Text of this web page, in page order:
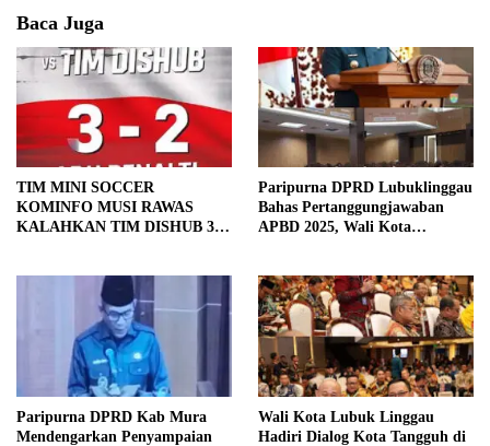
Baca Juga
TIM MINI SOCCER
KOMINFO MUSI RAWAS
KALAHKAN TIM DISHUB 3-2
Paripurna DPRD Lubuklinggau
Bahas Pertanggungjawaban
APBD 2025, Wali Kota
Paripurna DPRD Kab Mura
Mendengarkan Penyampaian
Wali Kota Lubuk Linggau
Hadiri Dialog Kota Tangguh di